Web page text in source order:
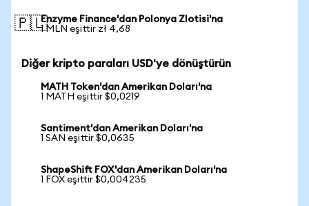
🇵🇱Enzyme Finance'dan Polonya Zlotisi'na
1 MLN eşittir zł 4,68
Diğer kripto paraları USD'ye dönüştürün
MATH Token'dan Amerikan Doları'na
1 MATH eşittir $0,0219
Santiment'dan Amerikan Doları'na
1 SAN eşittir $0,0635
ShapeShift FOX'dan Amerikan Doları'na
1 FOX eşittir $0,004235